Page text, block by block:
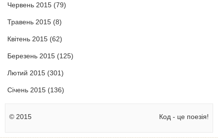
Червень 2015 (79)
Травень 2015 (8)
Квітень 2015 (62)
Березень 2015 (125)
Лютий 2015 (301)
Січень 2015 (136)
© 2015 Код - це поезія!